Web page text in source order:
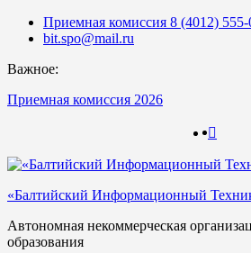
Skip
Приемная комиссия 8 (4012) 555-
bit.spo@mail.ru
Важное:
Приемная комиссия 2026
«Балтийский Информационный
Автономная некоммерческая
образования